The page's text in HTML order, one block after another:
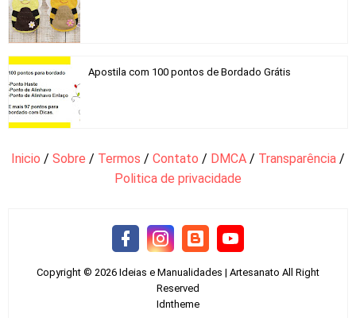
Apostila com 100 pontos de Bordado Grátis
Inicio / Sobre / Termos / Contato / DMCA / Transparência /
Politica de privacidade
Copyright © 2026 Ideias e Manualidades | Artesanato All Right
Reserved
Idntheme